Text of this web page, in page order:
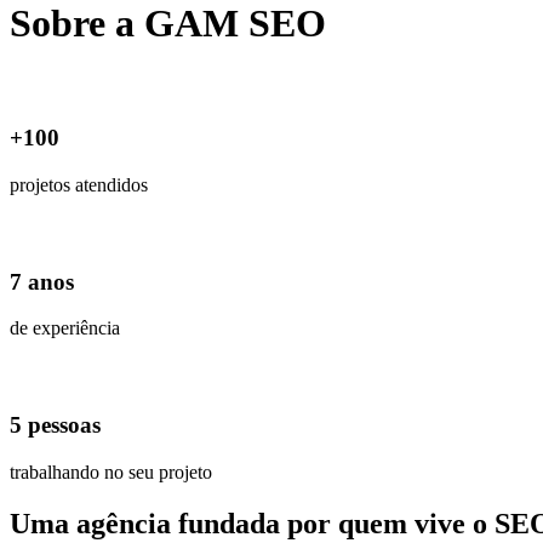
Sobre a GAM SEO
+100
projetos atendidos
7 anos
de experiência
5 pessoas
trabalhando no seu projeto
Uma agência fundada por quem vive o